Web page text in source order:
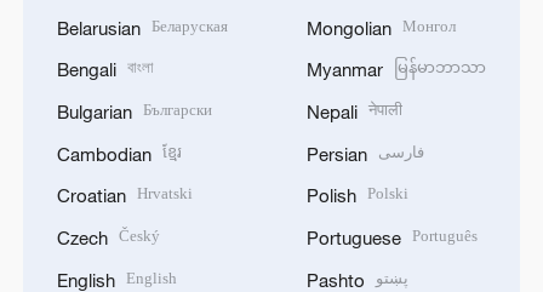
Belarusian Беларуская
Bengali বাংলা
Bulgarian Български
Cambodian ខ្មែរ
Croatian Hrvatski
Czech Český
English English
Mongolian Монгол
Myanmar မြန်မာဘာသာ
Nepali नेपाली
Persian فارسی
Polish Polski
Portuguese Português
Pashto پښتو